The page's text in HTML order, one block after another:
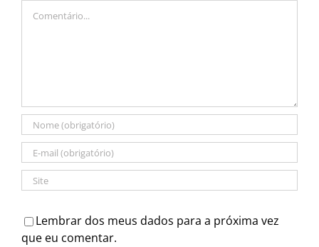
Lembrar dos meus dados para a próxima vez
que eu comentar.